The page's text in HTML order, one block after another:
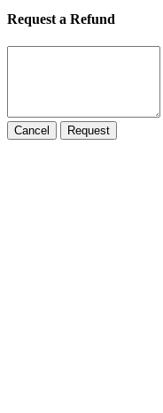
Request a Refund
Cancel Request